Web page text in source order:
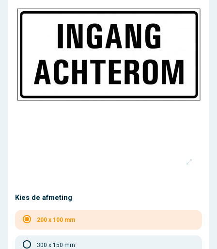
Kies de afmeting
200 x 100 mm
300 x 150 mm